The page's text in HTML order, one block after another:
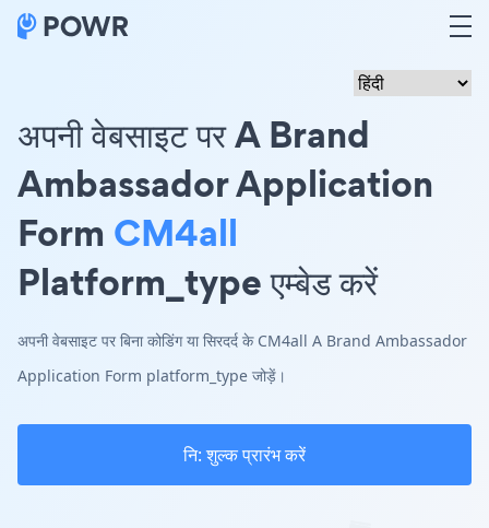
अपनी वेबसाइट पर A Brand
Ambassador Application
Form CM4all
Platform_type एम्बेड करें
अपनी वेबसाइट पर बिना कोडिंग या सिरदर्द के CM4all A Brand Ambassador
Application Form platform_type जोड़ें।
नि: शुल्क प्रारंभ करें